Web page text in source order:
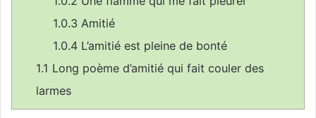
1.0.3 Amitié
1.0.4 L’amitié est pleine de bonté
1.1 Long poème d’amitié qui fait couler des
larmes